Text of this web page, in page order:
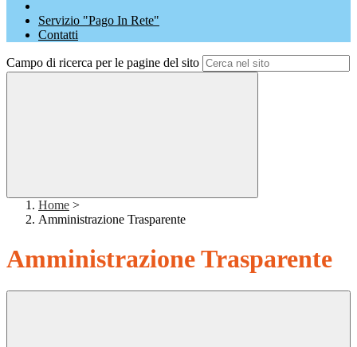
Servizio "Pago In Rete"
Contatti
Campo di ricerca per le pagine del sito
Home >
Amministrazione Trasparente
Amministrazione Trasparente